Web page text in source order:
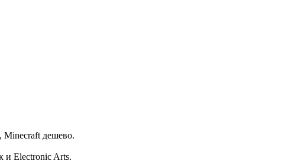
Minecraft дешево.
и Electronic Arts.